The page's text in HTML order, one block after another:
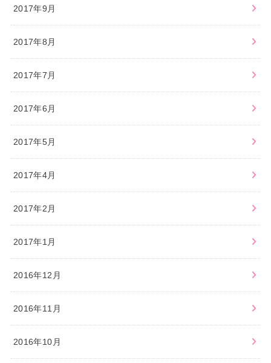
2017年9月
2017年8月
2017年7月
2017年6月
2017年5月
2017年4月
2017年2月
2017年1月
2016年12月
2016年11月
2016年10月